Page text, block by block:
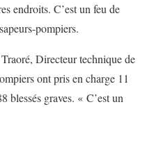
endroits. C’est un feu de
pompiers.
Directeur technique de
ont pris en charge 11
blessés graves. « C’est un